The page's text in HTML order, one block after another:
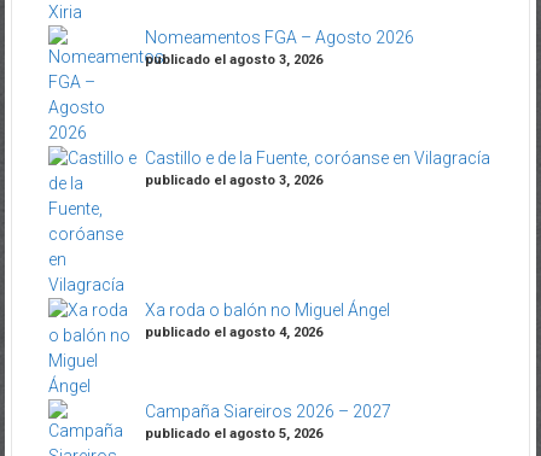
Nomeamentos FGA – Agosto 2026
publicado el agosto 3, 2026
Castillo e de la Fuente, coróanse en Vilagracía
publicado el agosto 3, 2026
Xa roda o balón no Miguel Ángel
publicado el agosto 4, 2026
Campaña Siareiros 2026 – 2027
publicado el agosto 5, 2026